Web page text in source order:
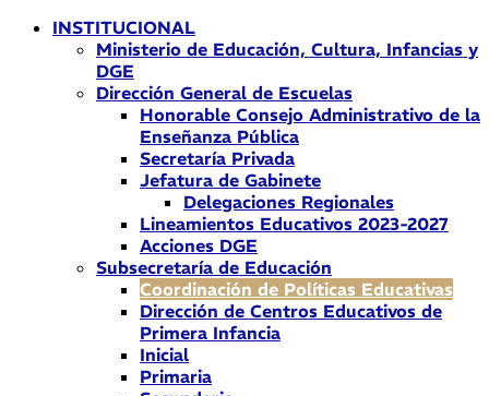
INSTITUCIONAL
Ministerio de Educación, Cultura, Infancias y
DGE
Dirección General de Escuelas
Honorable Consejo Administrativo de la
Enseñanza Pública
Secretaría Privada
Jefatura de Gabinete
Delegaciones Regionales
Lineamientos Educativos 2023-2027
Acciones DGE
Subsecretaría de Educación
Coordinación de Políticas Educativas
Dirección de Centros Educativos de
Primera Infancia
Inicial
Primaria